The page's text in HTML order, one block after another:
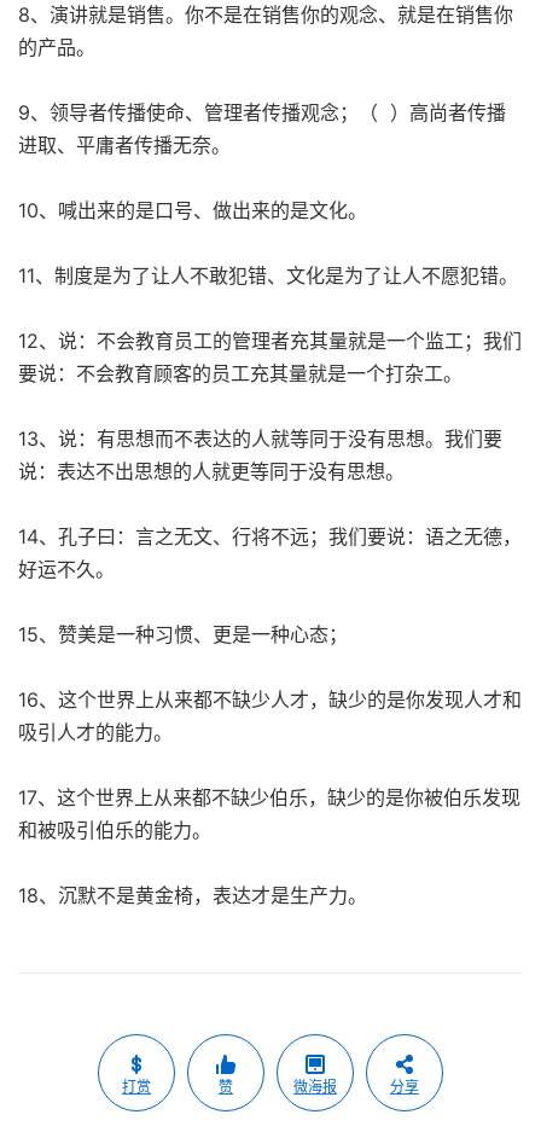
8、演讲就是销售。你不是在销售你的观念、就是在销售你
的产品。
9、领导者传播使命、管理者传播观念；（ ）高尚者传播
进取、平庸者传播无奈。
10、喊出来的是口号、做出来的是文化。
11、制度是为了让人不敢犯错、文化是为了让人不愿犯错。
12、说：不会教育员工的管理者充其量就是一个监工；我们
要说：不会教育顾客的员工充其量就是一个打杂工。
13、说：有思想而不表达的人就等同于没有思想。我们要
说：表达不出思想的人就更等同于没有思想。
14、孔子曰：言之无文、行将不远；我们要说：语之无德，
好运不久。
15、赞美是一种习惯、更是一种心态；
16、这个世界上从来都不缺少人才，缺少的是你发现人才和
吸引人才的能力。
17、这个世界上从来都不缺少伯乐，缺少的是你被伯乐发现
和被吸引伯乐的能力。
18、沉默不是黄金椅，表达才是生产力。
打赏 赞 微海报 分享